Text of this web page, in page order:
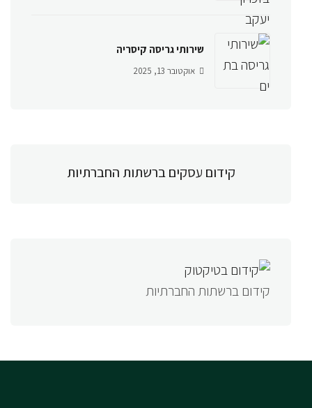
שירותי גריסה קיסריה
אוקטובר 13, 2025
קידום עסקים ברשתות החברתיות
קידום ברשתות החברתיות